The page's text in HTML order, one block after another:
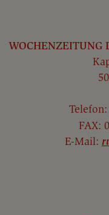
WOCHENZEITUNG
Telefon:
FAX:
E-Mail: